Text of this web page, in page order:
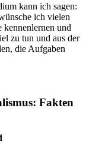
kann ich sagen:
ich vielen
kennenlernen und
zu tun und aus der
die Aufgaben
Fakten